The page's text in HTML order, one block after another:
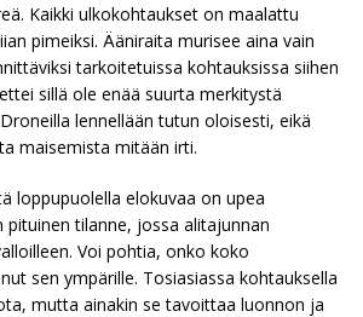
Kaikki ulkokohtaukset on maalattu
pimeiksi. Ääniraita murisee aina vain
tarkoitetuissa kohtauksissa siihen
sillä ole enää suurta merkitystä
lennellään tutun oloisesti, eikä
maisemista mitään irti.
loppupuolella elokuvaa on upea
tilanne, jossa alitajunnan
Voi pohtia, onko koko
sen ympärille. Tosiasiassa kohtauksella
mutta ainakin se tavoittaa luonnon ja